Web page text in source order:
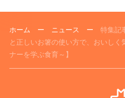
ホーム ー ニュース ー 特集記
と正しいお箸の使い方で、おいし
ナーを学ぶ食育～】